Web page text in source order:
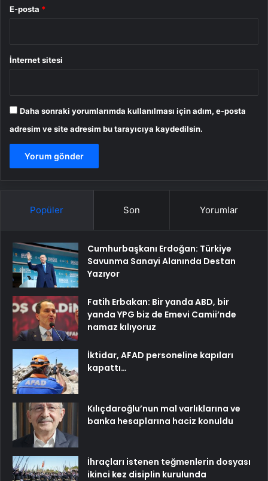
E-posta *
İnternet sitesi
Daha sonraki yorumlarımda kullanılması için adım, e-posta
adresim ve site adresim bu tarayıcıya kaydedilsin.
Popüler Son Yorumlar
Cumhurbaşkanı Erdoğan: Türkiye
Savunma Sanayi Alanında Destan
Yazıyor
Fatih Erbakan: Bir yanda ABD, bir
yanda YPG biz de Emevi Camii’nde
namaz kılıyoruz
İktidar, AFAD personeline kapıları
kapattı…
Kılıçdaroğlu’nun mal varlıklarına ve
banka hesaplarına haciz konuldu
İhraçları istenen teğmenlerin dosyası
ikinci kez disiplin kurulunda